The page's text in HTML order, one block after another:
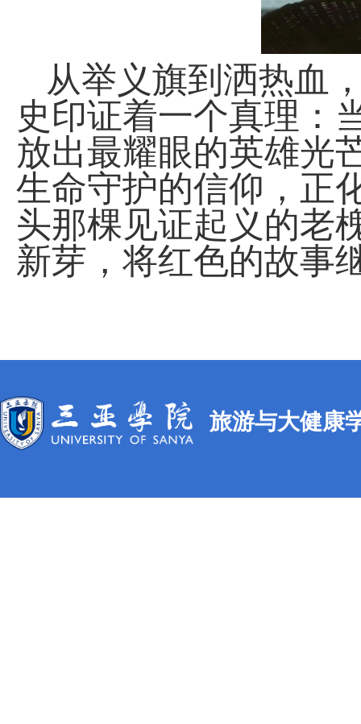
从举义旗到洒热血
史印证着一个真理：
放出最耀眼的英雄光
生命守护的信仰，
头那棵见证起义的老
新芽，将红色的故事
旅游与大健康